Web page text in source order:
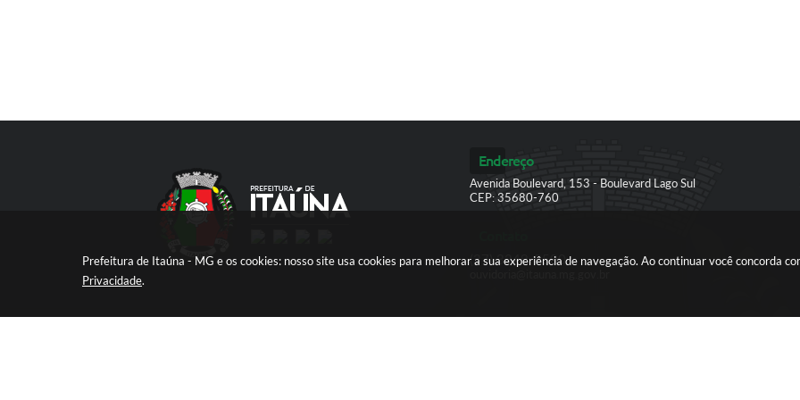
Prefeitura de Itaúna - MG e os cookies: nosso site usa cookies para melhorar a sua experiência de navegação. Ao continuar você concorda
Privacidade.
Endereço
Avenida Boulevard, 153 - Boulevard Lago Sul
CEP: 35680-760
(37) 3249-9500